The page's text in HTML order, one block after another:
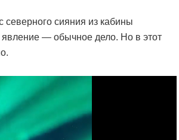
сияния из кабины
явление — обычное дело. Но в этот